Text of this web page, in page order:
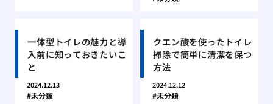
一体型トイレの魅力と導
入前に知っておきたいこ
と
2024.12.13
未分類
クエン酸を使ったトイレ
掃除で簡単に清潔を保つ
方法
2024.12.12
未分類